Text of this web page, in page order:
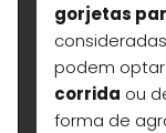
gorjetas
podem
corrida ou
forma de